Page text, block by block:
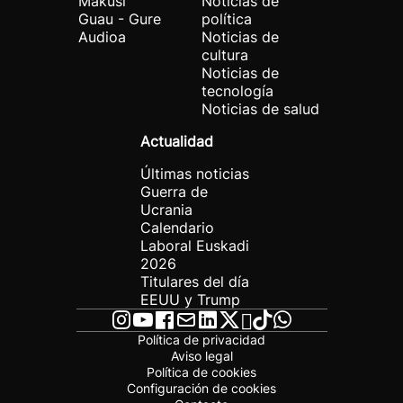
Guau - Gure
Audioa
política
Noticias de
cultura
Noticias de
tecnología
Noticias de salud
Actualidad
Últimas noticias
Guerra de
Ucrania
Calendario
Laboral Euskadi
2026
Titulares del día
EEUU y Trump
Política de privacidad
Aviso legal
Política de cookies
Configuración de cookies